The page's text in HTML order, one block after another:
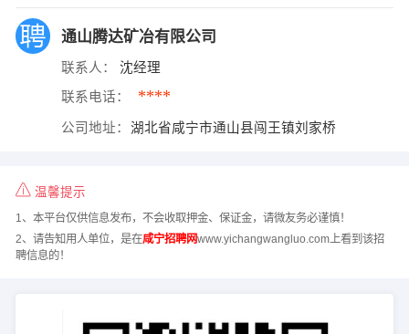
通山腾达矿冶有限公司
联系人： 沈经理
联系电话： ****
公司地址： 湖北省咸宁市通山县闯王镇刘家桥
温馨提示
1、本平台仅供信息发布，不会收取押金、保证金，请微友务必谨慎！
2、请告知用人单位，是在咸宁招聘网www.yichangwangluo.com上看到该招
聘信息的！